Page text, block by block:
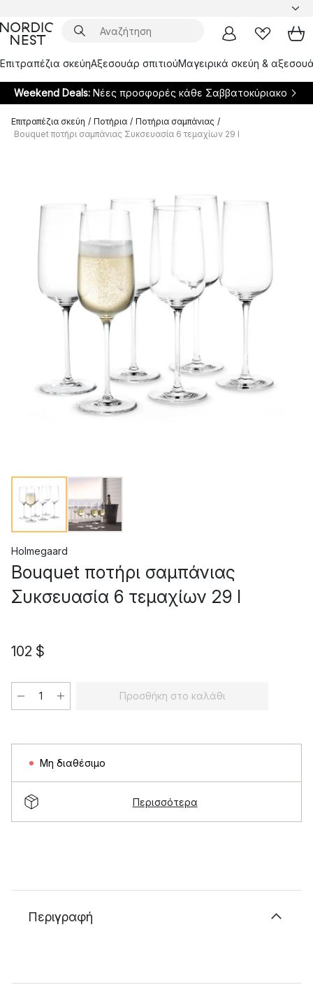
Επιτραπέζια σκεύηΑξεσουάρ σπιτιούΜαγειρικά σκεύη &
Weekend Deals: Νέες προσφορές κάθε Σαββατοκύριακο
Επιτραπέζια σκεύη / Ποτήρια / Ποτήρια σαμπάνιας /
Bouquet ποτήρι σαμπάνιας Συκσευασία 6 τεμαχίων 29 l
Holmegaard
Bouquet ποτήρι σαμπάνιας
Συκσευασία 6 τεμαχίων 29 l
102 $
Προσθήκη στο καλάθι
Μη διαθέσιμο
Περισσότερα
Περιγραφή